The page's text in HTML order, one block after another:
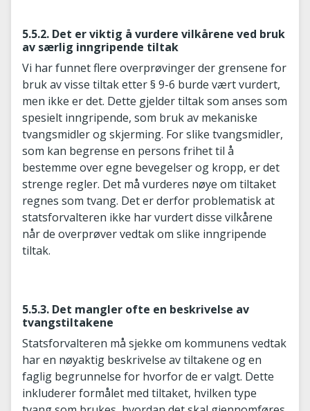
5.5.2. Det er viktig å vurdere vilkårene ved bruk
av særlig inngripende tiltak
Vi har funnet flere overprøvinger der grensene for
bruk av visse tiltak etter § 9-6 burde vært vurdert,
men ikke er det. Dette gjelder tiltak som anses som
spesielt inngripende, som bruk av mekaniske
tvangsmidler og skjerming. For slike tvangsmidler,
som kan begrense en persons frihet til å
bestemme over egne bevegelser og kropp, er det
strenge regler. Det må vurderes nøye om tiltaket
regnes som tvang. Det er derfor problematisk at
statsforvalteren ikke har vurdert disse vilkårene
når de overprøver vedtak om slike inngripende
tiltak.
5.5.3. Det mangler ofte en beskrivelse av
tvangstiltakene
Statsforvalteren må sjekke om kommunens vedtak
har en nøyaktig beskrivelse av tiltakene og en
faglig begrunnelse for hvorfor de er valgt. Dette
inkluderer formålet med tiltaket, hvilken type